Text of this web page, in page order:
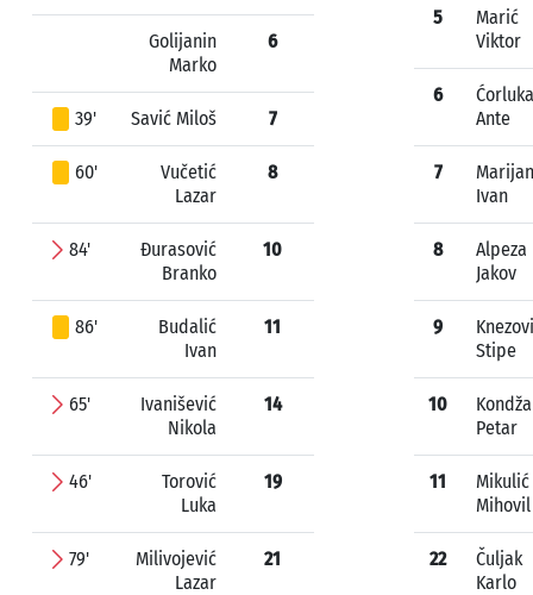
Golijanin
Marko
6
39' Savić Miloš 7
60'
Vučetić
Lazar
8
84'
Đurasović
Branko
10
86'
Budalić
Ivan
11
65'
Ivanišević
Nikola
14
46'
Torović
Luka
19
79'
Milivojević
Lazar
21
5
Marić
Viktor
6
Ćorluka
Ante
7
Ivan
8
Alpeza
Jakov
9
Stipe
10
Kondža
Petar
11
Mikulić
Mihovil
22
Čuljak
Karlo